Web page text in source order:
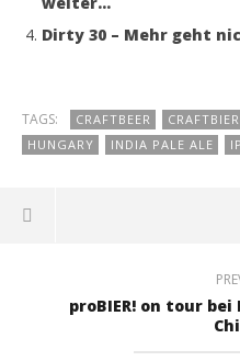
Dirty 30 – Mehr geht
TAGS: CRAFTBEER CRAFTBIER
HUNGARY
INDIA PALE ALE
proBIER! on tour